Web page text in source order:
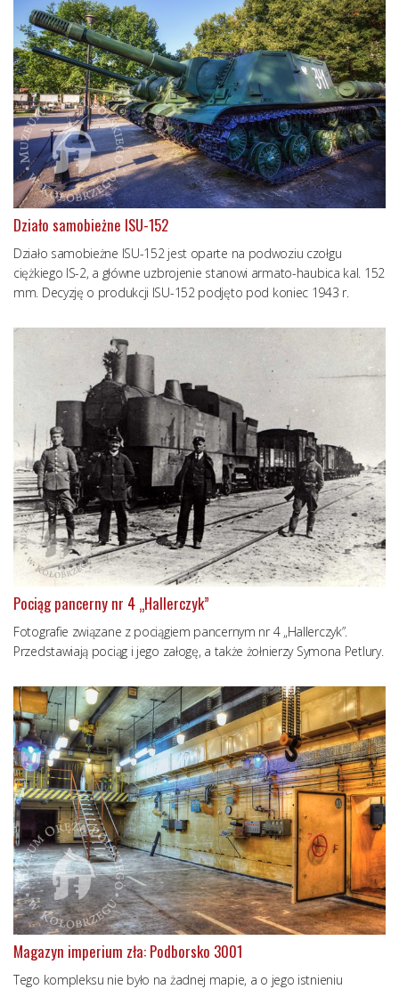
Działo samobieżne ISU-152
Działo samobieżne ISU-152 jest oparte na podwoziu czołgu
ciężkiego IS-2, a główne uzbrojenie stanowi armato-haubica kal. 152
mm. Decyzję o produkcji ISU-152 podjęto pod koniec 1943 r.
Pociąg pancerny nr 4 „Hallerczyk”
Fotografie związane z pociągiem pancernym nr 4 „Hallerczyk”.
Przedstawiają pociąg i jego załogę, a także żołnierzy Symona Petlury.
Magazyn imperium zła: Podborsko 3001
Tego kompleksu nie było na żadnej mapie, a o jego istnieniu